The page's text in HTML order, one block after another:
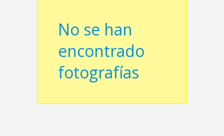
No se han
encontrado
fotografías